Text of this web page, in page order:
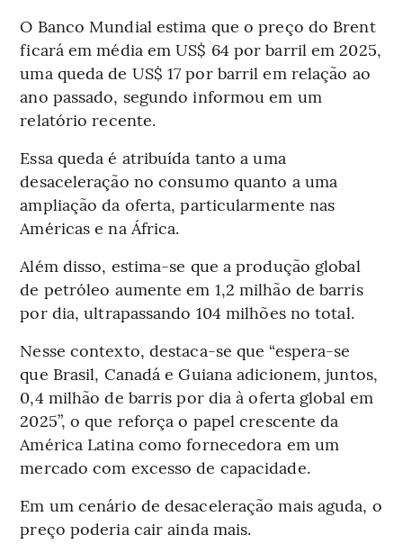
O Banco Mundial estima que o preço do Brent
ficará em média em US$ 64 por barril em 2025,
uma queda de US$ 17 por barril em relação ao
ano passado, segundo informou em um
relatório recente.
Essa queda é atribuída tanto a uma
desaceleração no consumo quanto a uma
ampliação da oferta, particularmente nas
Américas e na África.
Além disso, estima-se que a produção global
de petróleo aumente em 1,2 milhão de barris
por dia, ultrapassando 104 milhões no total.
Nesse contexto, destaca-se que “espera-se
que Brasil, Canadá e Guiana adicionem, juntos,
0,4 milhão de barris por dia à oferta global em
2025”, o que reforça o papel crescente da
América Latina como fornecedora em um
mercado com excesso de capacidade.
Em um cenário de desaceleração mais aguda, o
preço poderia cair ainda mais.